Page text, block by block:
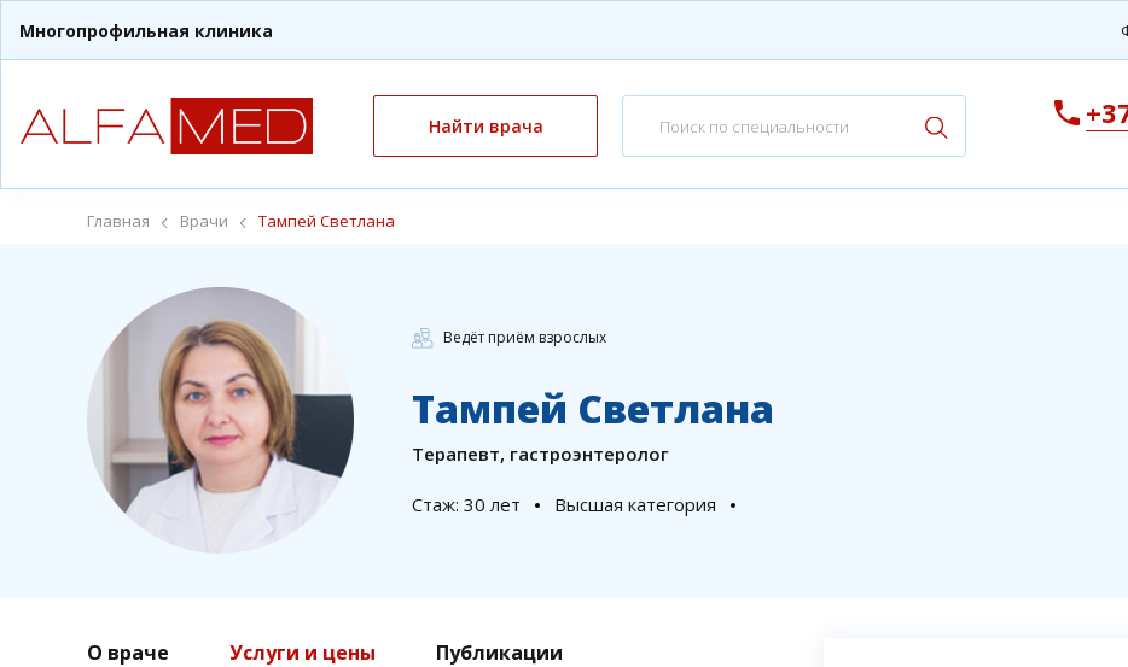
Многопрофильная клиника
Найти врача
Главная Врачи Тампей Светлана
Ведёт приём взрослых
Тампей Светлана
Терапевт, гастроэнтеролог
Cтаж: 30 лет Высшая категория
О враче Услуги и цены Публикации